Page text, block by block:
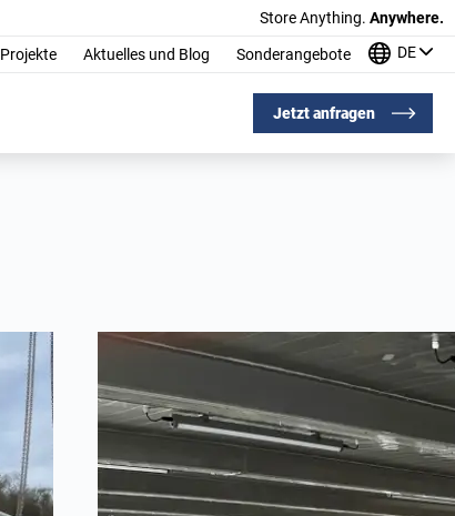
Store Anything. Anywhere.
Projekte Aktuelles und Blog Sonderangebote DE
Jetzt anfragen